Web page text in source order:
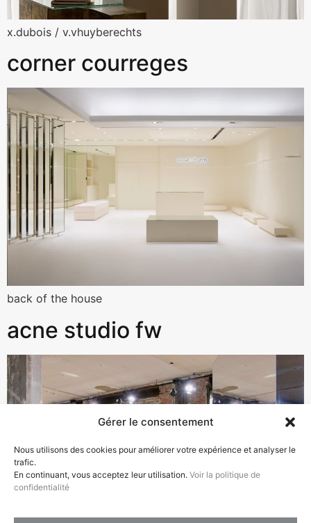
Gérer le consentement
Nous utilisons des cookies pour améliorer votre expérience et analyser le
trafic.
En continuant, vous acceptez leur utilisation. Voir la politique de
confidentialité
x.dubois / v.vhuyberechts
corner courreges
back of the house
acne studio fw